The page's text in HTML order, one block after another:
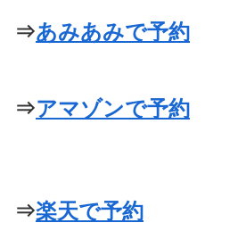
⇒あみあみで予約
⇒アマゾンで予約
⇒楽天で予約